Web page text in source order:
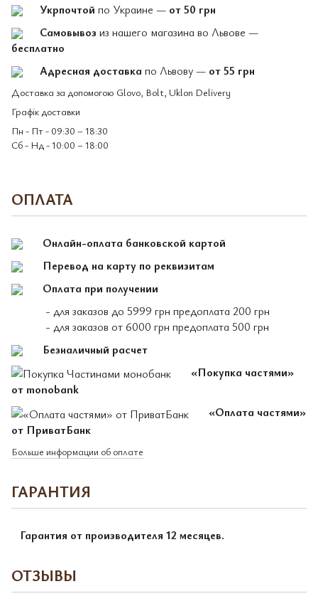
Укрпочтой по Украине — от 50 грн
Самовывоз из нашего магазина во Львове —
бесплатно
Адресная доставка по Львову — от 55 грн
Доставка за допомогою Glovo, Bolt, Uklon Delivery
Графік доставки
Пн - Пт - 09:30 – 18:30
Сб - Нд - 10:00 – 18:00
ОПЛАТА
Онлайн-оплата банковской картой
Перевод на карту по реквизитам
Оплата при получении
- для заказов до 5999 грн предоплата 200 грн
- для заказов от 6000 грн предоплата 500 грн
Безналичный расчет
«Покупка частями»
от monobank
«Оплата частями»
от ПриватБанк
Больше информации об оплате
ГАРАНТИЯ
Гарантия от производителя 12 месяцев.
ОТЗЫВЫ